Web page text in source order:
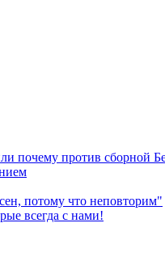
почему против сборной
потому что неповторим"
всегда с нами!